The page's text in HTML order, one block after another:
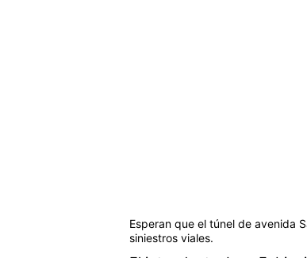
Esperan que el túnel de avenida
siniestros viales.